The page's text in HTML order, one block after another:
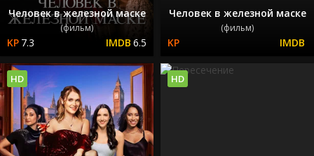
Человек в железной маске
(фильм)
7.3 6.5
Человек в железной маске
(фильм)
HD HD